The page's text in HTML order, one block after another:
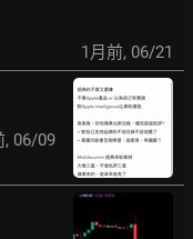
1月前, 06/21
, 06/09